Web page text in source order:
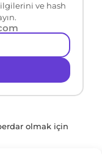
ve hash
olmak için